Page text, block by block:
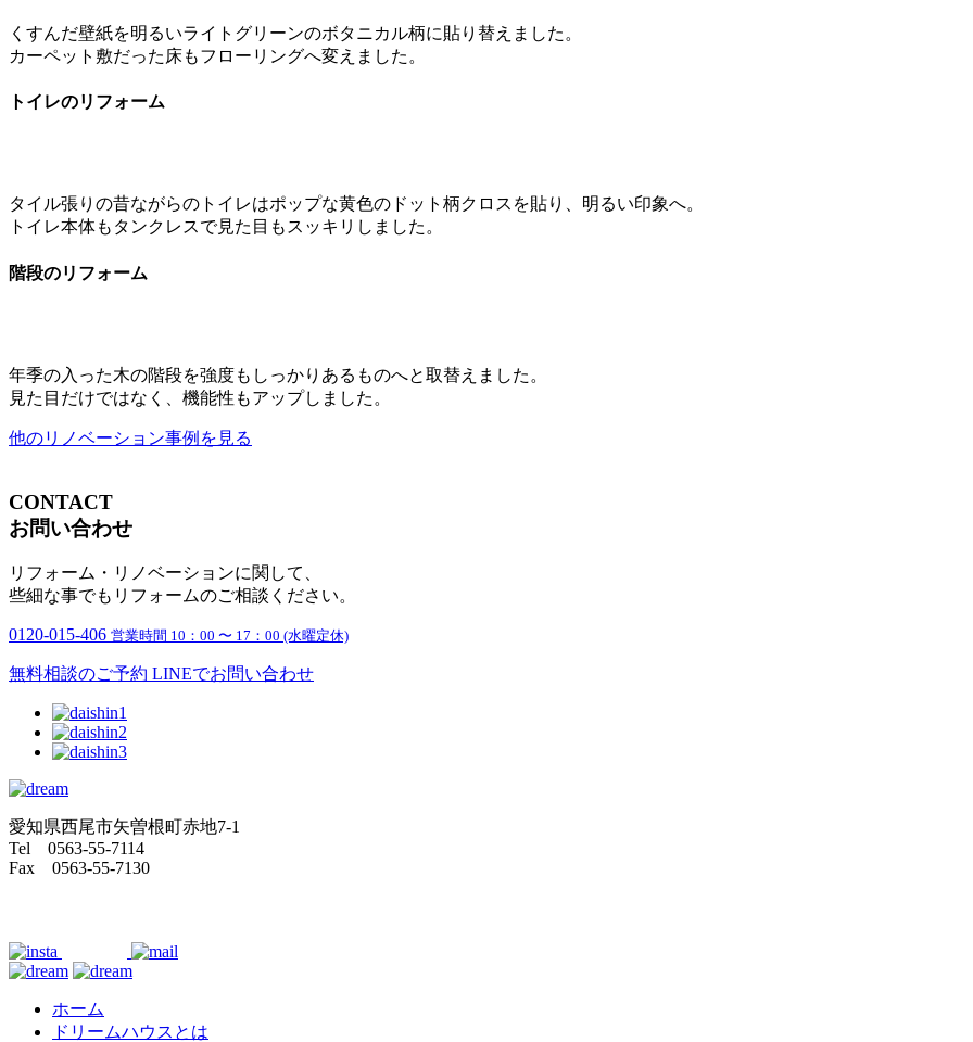
くすんだ壁紙を明るいライトグリーンのボタニカル柄に貼り替えました。
カーペット敷だった床もフローリングへ変えました。
トイレのリフォーム
タイル張りの昔ながらのトイレはポップな黄色のドット柄クロスを貼り、明るい印象へ。
トイレ本体もタンクレスで見た目もスッキリしました。
階段のリフォーム
年季の入った木の階段を強度もしっかりあるものへと取替えました。
見た目だけではなく、機能性もアップしました。
他のリノベーション事例を見る
CONTACT
お問い合わせ
リフォーム・リノベーションに関して、
些細な事でもリフォームのご相談ください。
0120-015-406 営業時間 10：00 〜 17：00 (水曜定休)
無料相談のご予約 LINEでお問い合わせ
愛知県西尾市矢曽根町赤地7-1
Tel 0563-55-7114
Fax 0563-55-7130
ホーム
ドリームハウスとは